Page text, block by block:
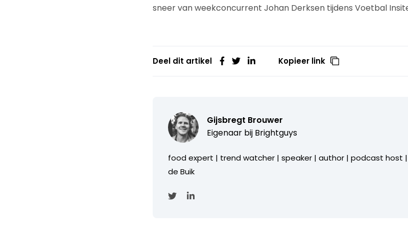
sneer van weekconcurrent Johan Derksen tijdens Voetbal
Deel dit artikel Kopieer link
Gijsbregt Brouwer
Eigenaar bij Brightguys
food expert | trend watcher | speaker | author | podcast host
de Buik